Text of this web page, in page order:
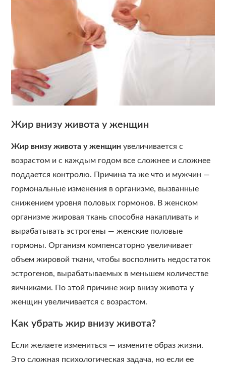
Жир внизу живота у женщин
Жир внизу живота у женщин увеличивается с
возрастом и с каждым годом все сложнее и сложнее
поддается контролю. Причина та же что и мужчин —
гормональные изменения в организме, вызванные
снижением уровня половых гормонов. В женском
организме жировая ткань способна накапливать и
вырабатывать эстрогены — женские половые
гормоны. Организм компенсаторно увеличивает
объем жировой ткани, чтобы восполнить недостаток
эстрогенов, вырабатываемых в меньшем количестве
яичниками. По этой причине жир внизу живота у
женщин увеличивается с возрастом.
Как убрать жир внизу живота?
Если желаете измениться — измените образ жизни.
Это сложная психологическая задача, но если ее